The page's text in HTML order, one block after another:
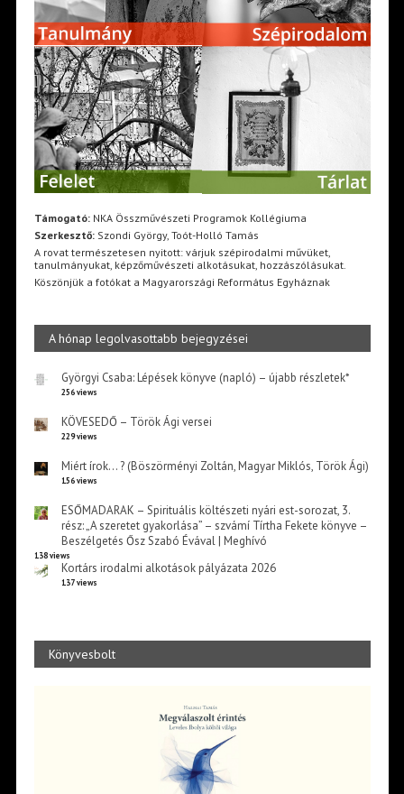
Támogató:NKA Összművészeti Programok Kollégiuma
Szerkesztő:Szondi György, Toót-Holló Tamás
A rovat természetesen nyitott: várjuk szépirodalmi művüket,
tanulmányukat, képzőművészeti alkotásukat, hozzászólásukat.
Köszönjük a fotókat a Magyarországi Református Egyháznak
A hónap legolvasottabb bejegyzései
Györgyi Csaba: Lépések könyve (napló) – újabb részletek*
256 views
KÖVESEDŐ – Török Ági versei
229 views
Miért írok… ? (Böszörményi Zoltán, Magyar Miklós, Török Ági)
156 views
ESŐMADARAK – Spirituális költészeti nyári est-sorozat, 3.
rész: „A szeretet gyakorlása” – szvámí Tírtha Fekete könyve –
Beszélgetés Ősz Szabó Évával | Meghívó
138 views
Kortárs irodalmi alkotások pályázata 2026
137 views
Könyvesbolt